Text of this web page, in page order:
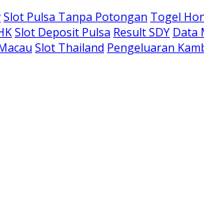
Slot Pulsa Tanpa Potongan Togel
Slot Deposit Pulsa Result SDY Data
Slot Thailand Pengeluaran